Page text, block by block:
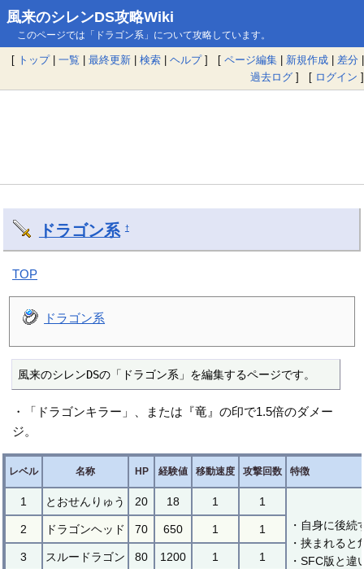
風来のシレンDS攻略Wiki
このページでは「ドラゴン系」について攻略しています。
[ トップ| 一覧 | 最終更新 | 検索 | ヘルプ] [ ページ編集 | 新規作成 | 差分 |
過去ログ ] [ ログイン ]
ドラゴン系 †
TOP
ドラゴン系
風来のシレンDSの「ドラゴン系」を編集するページです。
・「ドラゴンキラー」、または『竜』の印で1.5倍のダメー
ジ。
レベル 名称 HP 経験値 移動速度 攻撃回数 特徴
1 とおせんりゅう 20 18 1
1
・自身に後続
・挟まれる
・SFC版と違
2 ドラゴンヘッド 70 650 1 1
3 スルードラゴン 80 1200 1 1